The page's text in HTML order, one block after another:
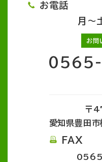
お電話
月～
お問
〒
愛知県豊田市
FAX